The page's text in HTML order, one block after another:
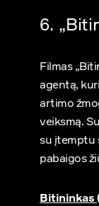
6.
Filmas
agentą,
artimo
veiksmą.
su įtemptu
pabaigos
Bitininkas